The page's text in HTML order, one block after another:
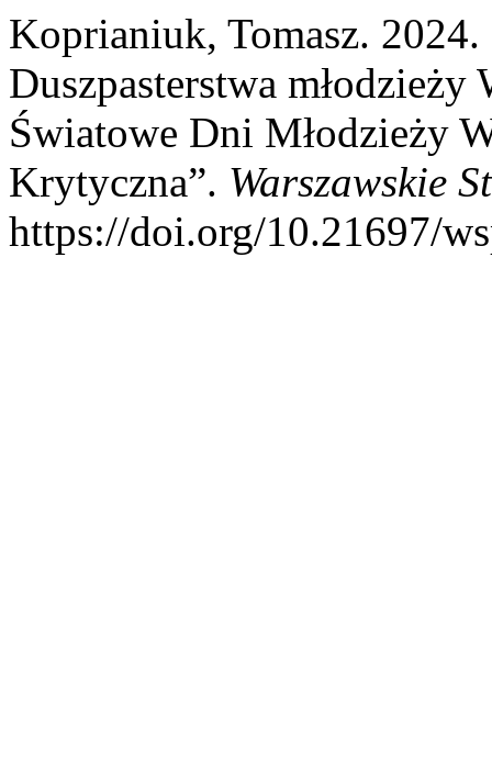
Koprianiuk, Tomasz.
Duszpasterstwa
Światowe Dni Młodzieży
Krytyczna”. Warszawskie
https://doi.org/10.21697/